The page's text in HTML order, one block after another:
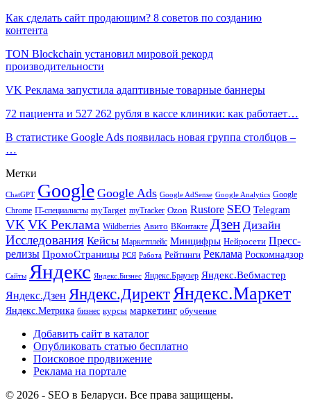
Как сделать сайт продающим? 8 советов по созданию
контента
TON Blockchain установил мировой рекорд
производительности
VK Реклама запустила адаптивные товарные баннеры
72 пациента и 527 262 рубля в кассе клиники: как работает…
В статистике Google Ads появилась новая группа столбцов –
…
Метки
ChatGPT Google Google Ads Google AdSense Google Analytics Google
Chrome IT-специалисты myTarget myTracker Ozon Rustore SEO Telegram
VK VK Реклама Wildberries Авито ВКонтакте Дзен Дизайн
Исследования Кейсы Маркетплейс Минцифры Нейросети Пресс-
релизы ПромоСтраницы РСЯ Работа Рейтинги Реклама Роскомнадзор
Сайты Яндекс Яндекс.Бизнес Яндекс.Браузер Яндекс.Вебмастер
Яндекс.Дзен Яндекс.ДиректЯндекс.Маркет
Яндекс.Метрика бизнес курсы маркетинг обучение
Добавить сайт в каталог
Опубликовать статью бесплатно
Поисковое продвижение
Реклама на портале
© 2026 - SEO в Беларуси. Все права защищены.